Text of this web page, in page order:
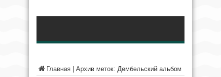
Главная Архив меток: Дембельский альбом